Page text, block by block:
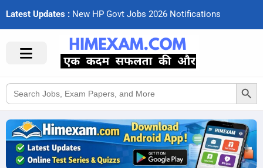
Latest Updates : New HP Govt Jobs 2026 Notifcations
Search
for:
Search Button